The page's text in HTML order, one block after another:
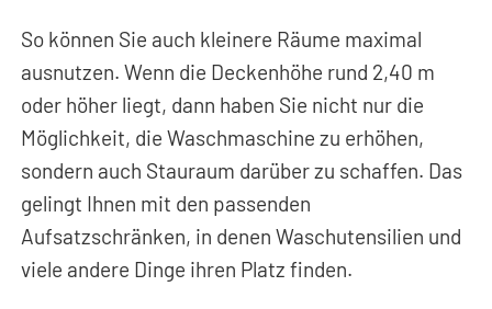
So können Sie auch kleinere Räume maximal
ausnutzen. Wenn die Deckenhöhe rund 2,40 m
oder höher liegt, dann haben Sie nicht nur die
Möglichkeit, die Waschmaschine zu erhöhen,
sondern auch Stauraum darüber zu schaffen. Das
gelingt Ihnen mit den passenden
Aufsatzschränken, in denen Waschutensilien und
viele andere Dinge ihren Platz finden.